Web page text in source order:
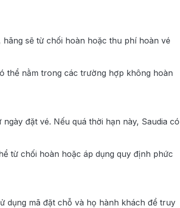
sẽ từ chối hoàn hoặc thu phí hoàn vé
thể nằm trong các trường hợp không hoàn
đặt vé. Nếu quá thời hạn này, Saudia có
từ chối hoàn hoặc áp dụng quy định phức
dụng mã đặt chỗ và họ hành khách để truy